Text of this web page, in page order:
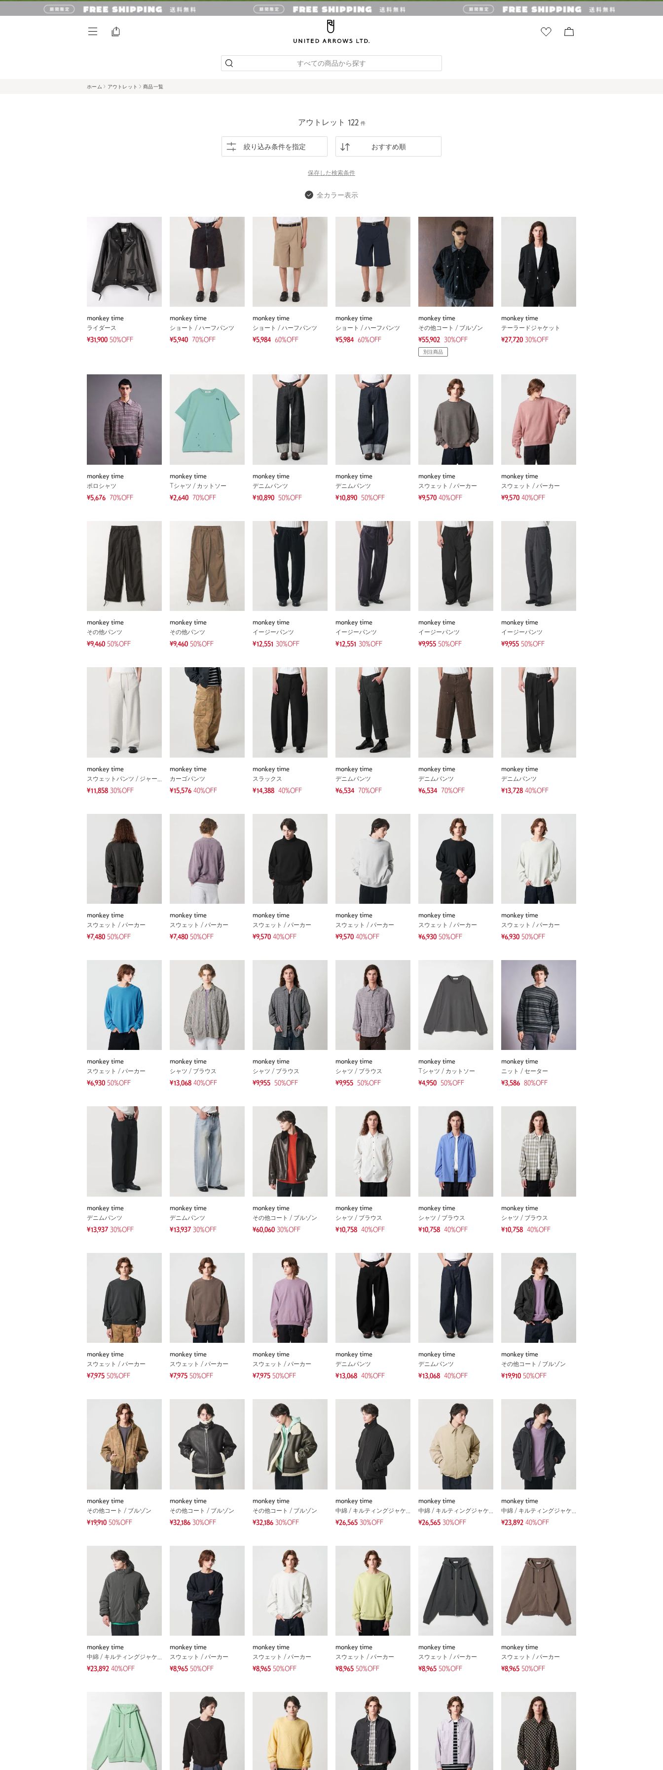
すべての商品から探す
ホーム アウトレット 商品一覧
アウトレット 122 件
絞り込み条件を指定 おすすめ順
保存した検索条件
全カラー表示
monkey time
ライダース
¥31,900 50%OFF
monkey time
ショート / ハーフパンツ
¥5,940
70%OFF
monkey time
ショート / ハーフパンツ
¥5,984
60%OFF
monkey time
ショート / ハーフパンツ
¥5,984
60%OFF
monkey time
その他コート / ブルゾン
¥55,902
30%OFF
別注商品
monkey time
テーラードジャケット
¥27,720 30%OFF
monkey time
ポロシャツ
¥5,676
70%OFF
monkey time
Tシャツ / カットソー
¥2,640
70%OFF
monkey time
デニムパンツ
¥10,890
50%OFF
monkey time
デニムパンツ
¥10,890
50%OFF
monkey time
スウェット / パーカー
¥9,570 40%OFF
monkey time
スウェット / パーカー
¥9,570 40%OFF
monkey time
その他パンツ
¥9,460 50%OFF
monkey time
その他パンツ
¥9,460 50%OFF
monkey time
イージーパンツ
¥12,551 30%OFF
monkey time
イージーパンツ
¥12,551 30%OFF
monkey time
イージーパンツ
¥9,955 50%OFF
monkey time
イージーパンツ
¥9,955 50%OFF
monkey time
スウェットパンツ / ジャージ
¥11,858 30%OFF
monkey time
カーゴパンツ
¥15,576 40%OFF
monkey time
スラックス
¥14,388
40%OFF
monkey time
デニムパンツ
¥6,534
70%OFF
monkey time
デニムパンツ
¥6,534
70%OFF
monkey time
デニムパンツ
¥13,728 40%OFF
monkey time
スウェット / パーカー
¥7,480 50%OFF
monkey time
スウェット / パーカー
¥7,480 50%OFF
monkey time
スウェット / パーカー
¥9,570 40%OFF
monkey time
スウェット / パーカー
¥9,570 40%OFF
monkey time
スウェット / パーカー
¥6,930 50%OFF
monkey time
スウェット / パーカー
¥6,930 50%OFF
monkey time
スウェット / パーカー
¥6,930 50%OFF
monkey time
シャツ / ブラウス
¥13,068 40%OFF
monkey time
シャツ / ブラウス
¥9,955
50%OFF
monkey time
シャツ / ブラウス
¥9,955
50%OFF
monkey time
Tシャツ / カットソー
¥4,950
50%OFF
monkey time
ニット / セーター
¥3,586
80%OFF
monkey time
デニムパンツ
¥13,937 30%OFF
monkey time
デニムパンツ
¥13,937 30%OFF
monkey time
その他コート / ブルゾン
¥60,060 30%OFF
monkey time
シャツ / ブラウス
¥10,758
40%OFF
monkey time
シャツ / ブラウス
¥10,758
40%OFF
monkey time
シャツ / ブラウス
¥10,758
40%OFF
monkey time
スウェット / パーカー
¥7,975 50%OFF
monkey time
スウェット / パーカー
¥7,975 50%OFF
monkey time
スウェット / パーカー
¥7,975 50%OFF
monkey time
デニムパンツ
¥13,068
40%OFF
monkey time
デニムパンツ
¥13,068
40%OFF
monkey time
その他コート / ブルゾン
¥19,910 50%OFF
monkey time
その他コート / ブルゾン
¥19,910 50%OFF
monkey time
その他コート / ブルゾン
¥32,186 30%OFF
monkey time
その他コート / ブルゾン
¥32,186 30%OFF
monkey time
中綿 / キルティングジャケット
¥26,565 30%OFF
monkey time
中綿 / キルティングジャケット
¥26,565 30%OFF
monkey time
中綿 / キルティングジャケット
¥23,892 40%OFF
monkey time
中綿 / キルティングジャケット
¥23,892 40%OFF
monkey time
スウェット / パーカー
¥8,965 50%OFF
monkey time
スウェット / パーカー
¥8,965 50%OFF
monkey time
スウェット / パーカー
¥8,965 50%OFF
monkey time
スウェット / パーカー
¥8,965 50%OFF
monkey time
スウェット / パーカー
¥8,965 50%OFF